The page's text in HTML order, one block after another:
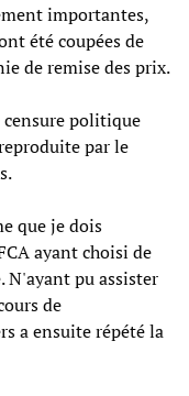
importantes,
été coupées de
de remise des prix.
censure politique
par le
que je dois
ayant choisi de
N'ayant pu assister
de
a ensuite répété la